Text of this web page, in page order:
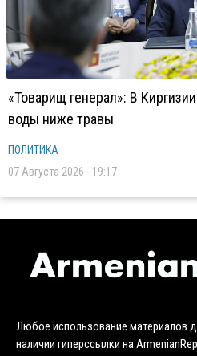
«Товарищ генерал»: В
воды ниже травы
ПОЛИТИКА
07 Августа 2026 - 19:17
Любое использование материалов
наличии гиперссылки на